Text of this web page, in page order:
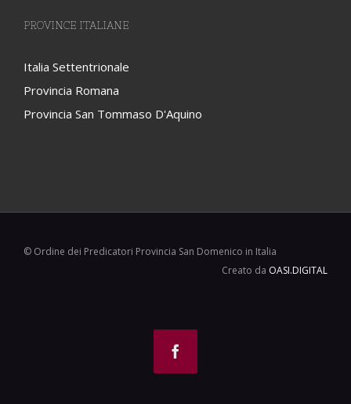
PROVINCE ITALIANE
Italia Settentrionale
Provincia Romana
Provincia San Tommaso D'Aquino
© Ordine dei Predicatori Provincia San Domenico in Italia
Creato da OASI.DIGITAL